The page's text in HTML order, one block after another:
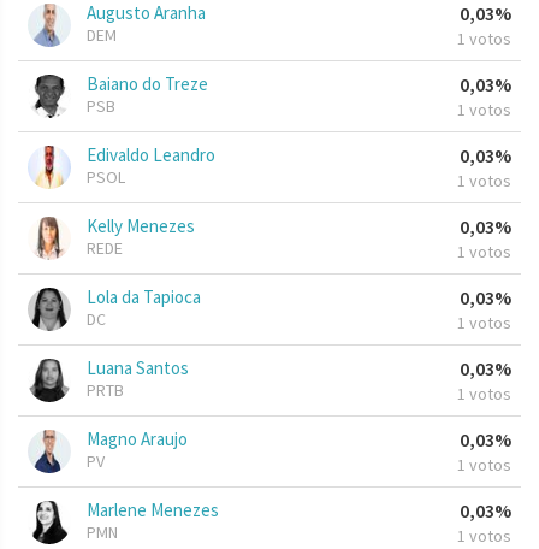
Augusto Aranha
DEM
0,03%
1 votos
Baiano do Treze
PSB
0,03%
1 votos
Edivaldo Leandro
PSOL
0,03%
1 votos
Kelly Menezes
REDE
0,03%
1 votos
Lola da Tapioca
DC
0,03%
1 votos
Luana Santos
PRTB
0,03%
1 votos
Magno Araujo
PV
0,03%
1 votos
Marlene Menezes
PMN
0,03%
1 votos